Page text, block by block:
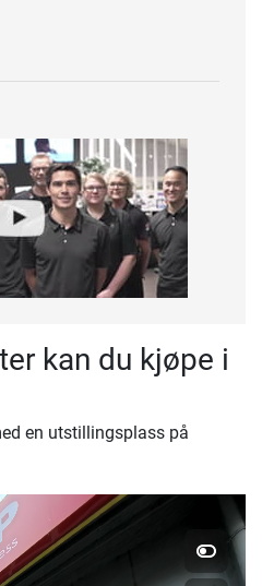
kan du kjøpe i
en utstillingsplass på